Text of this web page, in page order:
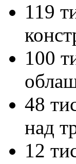
119
100
48
над
12